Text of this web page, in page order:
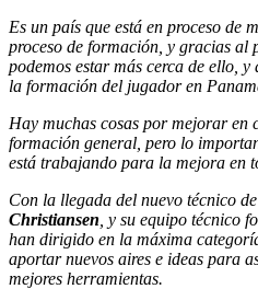
Es un país que está en proceso de
proceso de formación, y gracias al
podemos estar más cerca de ello,
la formación del jugador en
Hay muchas cosas por mejorar en
formación general, pero lo
está trabajando para la mejora en
Con la llegada del nuevo técnico
Christiansen , y su equipo técnico
han dirigido en la máxima
aportar nuevos aires e ideas para
mejores herramientas.